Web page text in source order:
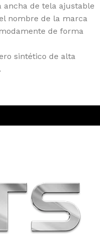
ancha de tela ajustable
nombre de la marca
de forma
sintético de alta